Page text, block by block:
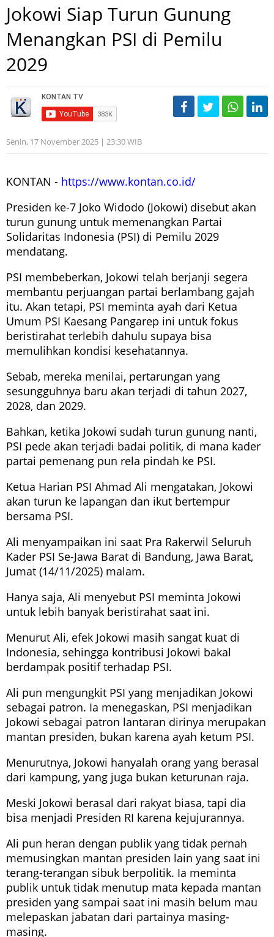
Jokowi Siap Turun Gunung
Menangkan PSI di Pemilu
2029
Senin, 17 November 2025 | 23:30 WIB
KONTAN - https://www.kontan.co.id/
Presiden ke-7 Joko Widodo (Jokowi) disebut akan
turun gunung untuk memenangkan Partai
Solidaritas Indonesia (PSI) di Pemilu 2029
mendatang.
PSI membeberkan, Jokowi telah berjanji segera
membantu perjuangan partai berlambang gajah
itu. Akan tetapi, PSI meminta ayah dari Ketua
Umum PSI Kaesang Pangarep ini untuk fokus
beristirahat terlebih dahulu supaya bisa
memulihkan kondisi kesehatannya.
Sebab, mereka menilai, pertarungan yang
sesungguhnya baru akan terjadi di tahun 2027,
2028, dan 2029.
Bahkan, ketika Jokowi sudah turun gunung nanti,
PSI pede akan terjadi badai politik, di mana kader
partai pemenang pun rela pindah ke PSI.
Ketua Harian PSI Ahmad Ali mengatakan, Jokowi
akan turun ke lapangan dan ikut bertempur
bersama PSI.
Ali menyampaikan ini saat Pra Rakerwil Seluruh
Kader PSI Se-Jawa Barat di Bandung, Jawa Barat,
Jumat (14/11/2025) malam.
Hanya saja, Ali menyebut PSI meminta Jokowi
untuk lebih banyak beristirahat saat ini.
Menurut Ali, efek Jokowi masih sangat kuat di
Indonesia, sehingga kontribusi Jokowi bakal
berdampak positif terhadap PSI.
Ali pun mengungkit PSI yang menjadikan Jokowi
sebagai patron. Ia menegaskan, PSI menjadikan
Jokowi sebagai patron lantaran dirinya merupakan
mantan presiden, bukan karena ayah ketum PSI.
Menurutnya, Jokowi hanyalah orang yang berasal
dari kampung, yang juga bukan keturunan raja.
Meski Jokowi berasal dari rakyat biasa, tapi dia
bisa menjadi Presiden RI karena kejujurannya.
Ali pun heran dengan publik yang tidak pernah
memusingkan mantan presiden lain yang saat ini
terang-terangan sibuk berpolitik. Ia meminta
publik untuk tidak menutup mata kepada mantan
presiden yang sampai saat ini masih belum mau
melepaskan jabatan dari partainya masing-
masing.